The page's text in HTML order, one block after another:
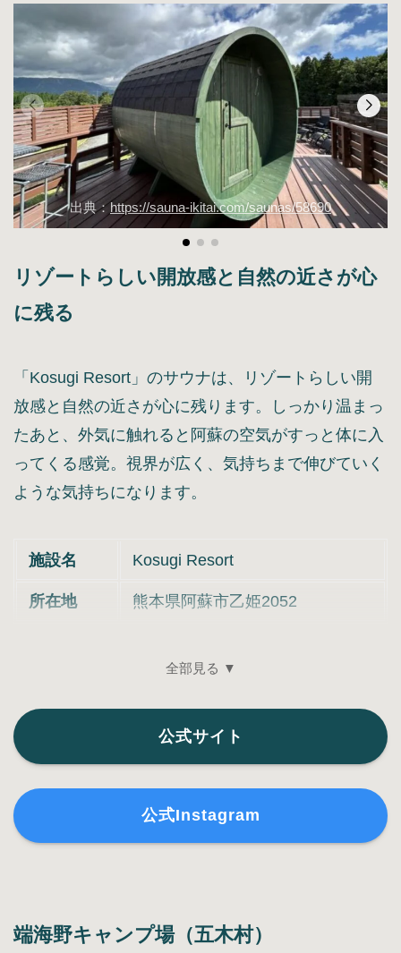
出典：https://sauna-ikitai.com/saunas/58690
リゾートらしい開放感と自然の近さが心
に残る
「Kosugi Resort」のサウナは、リゾートらしい開
放感と自然の近さが心に残ります。しっかり温まっ
たあと、外気に触れると阿蘇の空気がすっと体に入
ってくる感覚。視界が広く、気持ちまで伸びていく
ような気持ちになります。
施設名 Kosugi Resort
所在地 熊本県阿蘇市乙姫2052
全部見る ▼
公式サイト
公式Instagram
端海野キャンプ場（五木村）